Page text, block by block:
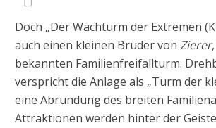
Doch „Der Wachturm der Extremen
auch einen kleinen Bruder von Zierer
bekannten Familienfreifallturm.
verspricht die Anlage als „Turm der
eine Abrundung des breiten
Attraktionen werden hinter der